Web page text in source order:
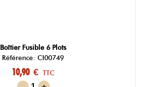
Boîtier Fusible 6 Plots
Référence: CI00749
10,90 € TTC